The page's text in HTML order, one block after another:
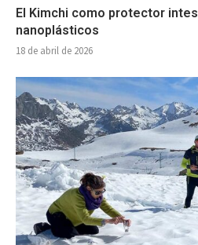
El Kimchi como protector
nanoplásticos
18 de abril de 2026